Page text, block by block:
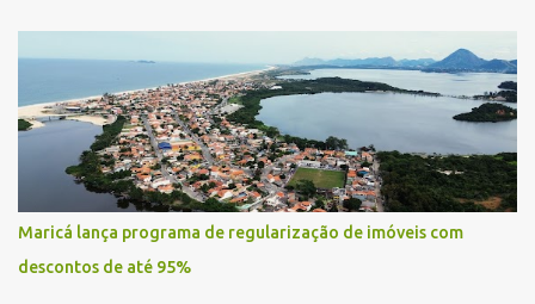
atenção pela ousadia do projeto, que colocaria Maricá em um
novo patamar de visibilidade tecnológica e estratégica. Segundo
Quaquá, a conversa será o início de um debate maior sobre a
viabilidade dessa estrutura na cidade. Durante o vídeo, o prefeito
também respondeu às críticas que vem recebendo. Segundo ele,
muitas pessoas estão dizendo que promete muito, mas não estaria
entregando resultados imediatos. Quaquá pediu paciência e
garantiu que os frutos começarão a aparecer em breve. “O pessoal
fala que eu prometo muito, mas não faço nada. Eu digo: calma.
Maricá lança programa de regularização de imóveis com
descontos de até 95%